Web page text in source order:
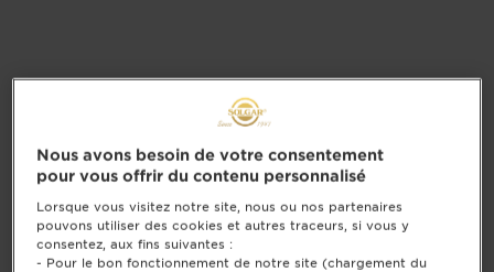
Nous avons besoin de votre consentement
pour vous offrir du contenu personnalisé
Lorsque vous visitez notre site, nous ou nos partenaires
pouvons utiliser des cookies et autres traceurs, si vous y
consentez, aux fins suivantes :
- Pour le bon fonctionnement de notre site (chargement du